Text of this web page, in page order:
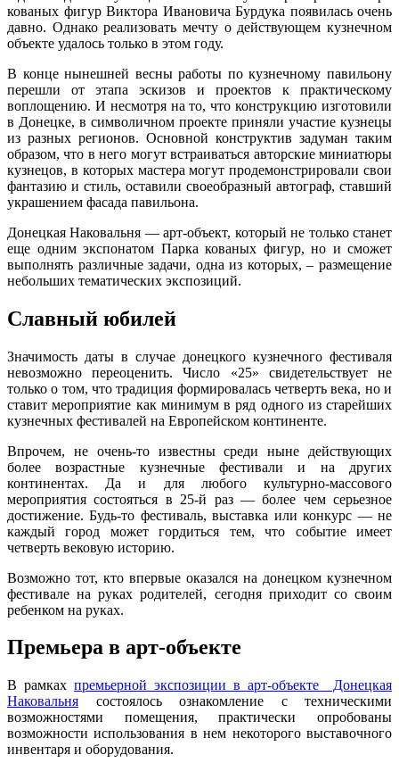
кованых фигур Виктора Ивановича Бурдука появилась очень
давно. Однако реализовать мечту о действующем кузнечном
объекте удалось только в этом году.
В конце нынешней весны работы по кузнечному павильону
перешли от этапа эскизов и проектов к практическому
воплощению. И несмотря на то, что конструкцию изготовили
в Донецке, в символичном проекте приняли участие кузнецы
из разных регионов. Основной конструктив задуман таким
образом, что в него могут встраиваться авторские миниатюры
кузнецов, в которых мастера могут продемонстрировали свои
фантазию и стиль, оставили своеобразный автограф, ставший
украшением фасада павильона.
Донецкая Наковальня — арт-объект, который не только станет
еще одним экспонатом Парка кованых фигур, но и сможет
выполнять различные задачи, одна из которых, – размещение
небольших тематических экспозиций.
Славный юбилей
Значимость даты в случае донецкого кузнечного фестиваля
невозможно переоценить. Число «25» свидетельствует не
только о том, что традиция формировалась четверть века, но и
ставит мероприятие как минимум в ряд одного из старейших
кузнечных фестивалей на Европейском континенте.
Впрочем, не очень-то известны среди ныне действующих
более возрастные кузнечные фестивали и на других
континентах. Да и для любого культурно-массового
мероприятия состояться в 25-й раз — более чем серьезное
достижение. Будь-то фестиваль, выставка или конкурс — не
каждый город может гордиться тем, что событие имеет
четверть вековую историю.
Возможно тот, кто впервые оказался на донецком кузнечном
фестивале на руках родителей, сегодня приходит со своим
ребенком на руках.
Премьера в арт-объекте
В рамках премьерной экспозиции в арт-объекте Донецкая
Наковальня состоялось ознакомление с техническими
возможностями помещения, практически опробованы
возможности использования в нем некоторого выставочного
инвентаря и оборудования.